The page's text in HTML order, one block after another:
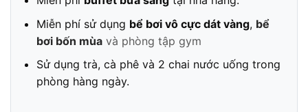
Miễn phí sử dụng bể bơi vô cực dát vàng, bể
bơi bốn mùavà phòng tập gym
Sử dụng trà, cà phê và 2 chai nước uống trong
phòng hàng ngày.